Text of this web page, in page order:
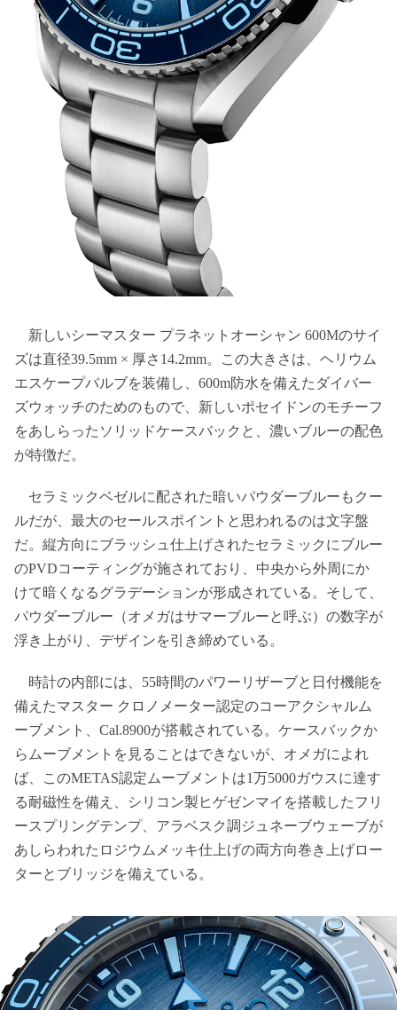
新しいシーマスター プラネットオーシャン 600Mのサイ
ズは直径39.5mm × 厚さ14.2mm。この大きさは、ヘリウム
エスケープバルブを装備し、600m防水を備えたダイバー
ズウォッチのためのもので、新しいポセイドンのモチーフ
をあしらったソリッドケースバックと、濃いブルーの配色
が特徴だ。
セラミックベゼルに配された暗いパウダーブルーもクー
ルだが、最大のセールスポイントと思われるのは文字盤
だ。縦方向にブラッシュ仕上げされたセラミックにブルー
のPVDコーティングが施されており、中央から外周にか
けて暗くなるグラデーションが形成されている。そして、
パウダーブルー（オメガはサマーブルーと呼ぶ）の数字が
浮き上がり、デザインを引き締めている。
時計の内部には、55時間のパワーリザーブと日付機能を
備えたマスター クロノメーター認定のコーアクシャルム
ーブメント、Cal.8900が搭載されている。ケースバックか
らムーブメントを見ることはできないが、オメガによれ
ば、このMETAS認定ムーブメントは1万5000ガウスに達す
る耐磁性を備え、シリコン製ヒゲゼンマイを搭載したフリ
ースプリングテンプ、アラベスク調ジュネーブウェーブが
あしらわれたロジウムメッキ仕上げの両方向巻き上げロー
ターとブリッジを備えている。